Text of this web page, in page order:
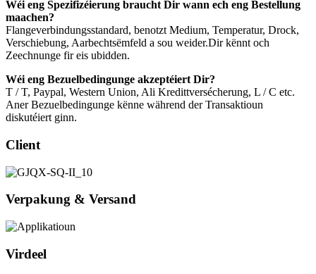
Wéi eng Spezifizéierung braucht Dir wann ech eng Bestellung
maachen?
Flangeverbindungsstandard, benotzt Medium, Temperatur, Drock,
Verschiebung, Aarbechtsëmfeld a sou weider.Dir kënnt och
Zeechnunge fir eis ubidden.
Wéi eng Bezuelbedingunge akzeptéiert Dir?
T / T, Paypal, Western Union, Ali Kredittversécherung, L / C etc.
Aner Bezuelbedingunge kënne während der Transaktioun
diskutéiert ginn.
Client
Verpakung & Versand
Virdeel